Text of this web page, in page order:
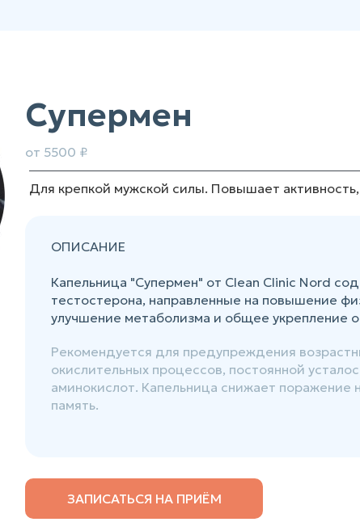
Супермен
от 5500 ₽
Для крепкой мужской силы. Повышает
ОПИСАНИЕ
Капельница "Супермен" от Clean Clinic Nord
тестостерона, направленные на повышение
улучшение метаболизма и общее укрепление
Рекомендуется для предупреждения
окислительных процессов, постоянной
аминокислот. Капельница снижает поражение
память.
ЗАПИСАТЬСЯ НА ПРИЁМ